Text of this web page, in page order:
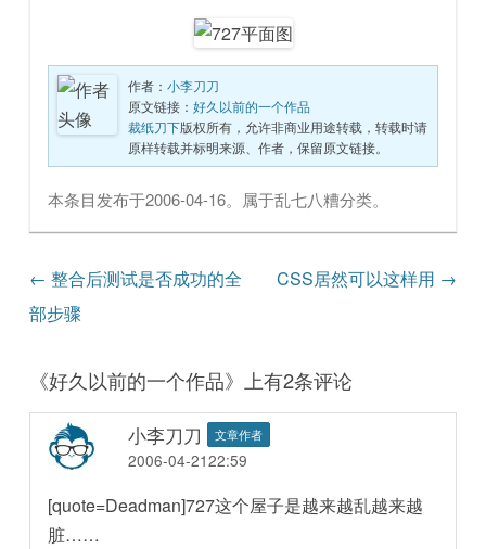
作者：小李刀刀
原文链接：好久以前的一个作品
裁纸刀下版权所有，允许非商业用途转载，转载时请
原样转载并标明来源、作者，保留原文链接。
本条目发布于2006-04-16。属于乱七八糟分类。
文章导航
← 整合后测试是否成功的全
部步骤
CSS居然可以这样用 →
《好久以前的一个作品》上有2条评论
小李刀刀 文章作者
2006-04-2122:59
[quote=Deadman]727这个屋子是越来越乱越来越
脏……